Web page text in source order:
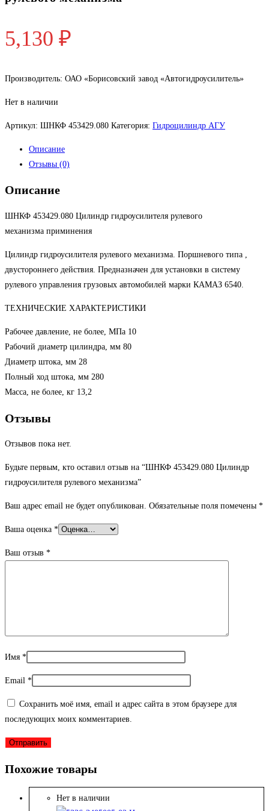
5,130 ₽
Производитель: ОАО «Борисовский завод «Автогидроусилитель»
Нет в наличии
Артикул: ШНКФ 453429.080 Категория: Гидроцилиндр АГУ
Описание
Отзывы (0)
Описание
ШНКФ 453429.080 Цилиндр гидроусилителя рулевого
механизма приминения
Цилиндр гидроусилителя рулевого механизма. Поршневого типа ,
двустороннего действия. Предназначен для установки в систему
рулевого управления грузовых автомобилей марки КАМАЗ 6540.
ТЕХНИЧЕСКИЕ ХАРАКТЕРИСТИКИ
Рабочее давление, не более, МПа 10
Рабочий диаметр цилиндра, мм 80
Диаметр штока, мм 28
Полный ход штока, мм 280
Масса, не более, кг 13,2
Отзывы
Отзывов пока нет.
Будьте первым, кто оставил отзыв на “ШНКФ 453429.080 Цилиндр
гидроусилителя рулевого механизма”
Ваш адрес email не будет опубликован. Обязательные поля помечены *
Ваша оценка *
Ваш отзыв *
Имя *
Email *
Сохранить моё имя, email и адрес сайта в этом браузере для
последующих моих комментариев.
Похожие товары
Нет в наличии